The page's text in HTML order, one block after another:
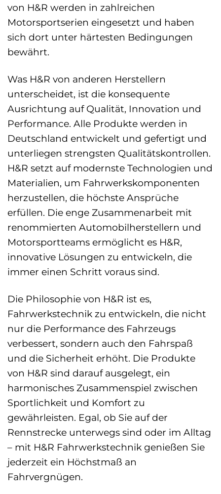
von H&R werden in zahlreichen
Motorsportserien eingesetzt und haben
sich dort unter härtesten Bedingungen
bewährt.
Was H&R von anderen Herstellern
unterscheidet, ist die konsequente
Ausrichtung auf Qualität, Innovation und
Performance. Alle Produkte werden in
Deutschland entwickelt und gefertigt und
unterliegen strengsten Qualitätskontrollen.
H&R setzt auf modernste Technologien und
Materialien, um Fahrwerkskomponenten
herzustellen, die höchste Ansprüche
erfüllen. Die enge Zusammenarbeit mit
renommierten Automobilherstellern und
Motorsportteams ermöglicht es H&R,
innovative Lösungen zu entwickeln, die
immer einen Schritt voraus sind.
Die Philosophie von H&R ist es,
Fahrwerkstechnik zu entwickeln, die nicht
nur die Performance des Fahrzeugs
verbessert, sondern auch den Fahrspaß
und die Sicherheit erhöht. Die Produkte
von H&R sind darauf ausgelegt, ein
harmonisches Zusammenspiel zwischen
Sportlichkeit und Komfort zu
gewährleisten. Egal, ob Sie auf der
Rennstrecke unterwegs sind oder im Alltag
– mit H&R Fahrwerkstechnik genießen Sie
jederzeit ein Höchstmaß an
Fahrvergnügen.